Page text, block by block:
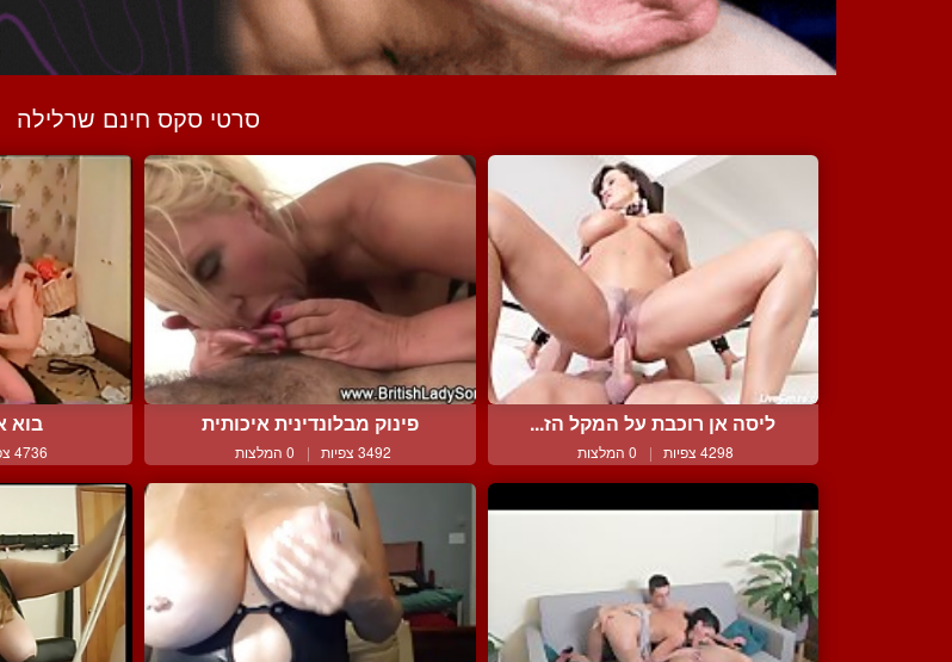
סרטי סקס חינם שרלילה
ליסה אן רוכבת על המקל הז...
4298 צפיות | 0 המלצות
פינוק מבלונדינית איכותית
3492 צפיות | 0 המלצות
בוא
4736 צפיות